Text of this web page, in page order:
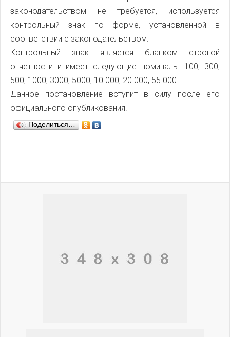
законодательством не требуется, используется
контрольный знак по форме, установленной в
соответствии с законодательством.
Контрольный знак является бланком строгой
отчетности и имеет следующие номиналы: 100, 300,
500, 1000, 3000, 5000, 10 000, 20 000, 55 000.
Данное постановление вступит в силу после его
официального опубликования.
Поделиться…